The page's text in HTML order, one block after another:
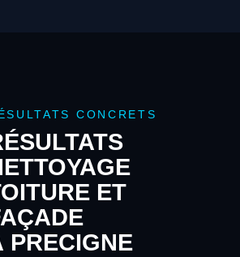
CONCRETS
ET
PRECIGNE